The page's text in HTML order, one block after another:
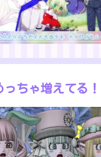
ちゃ増えてる！